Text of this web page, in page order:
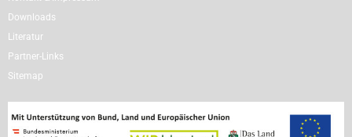
Downloads
Literatur
Partner-Links
Sitemap